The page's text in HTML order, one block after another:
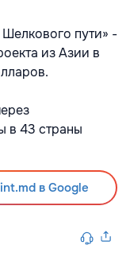
Шелкового пути» -
из Азии в
в 43 страны
в Google